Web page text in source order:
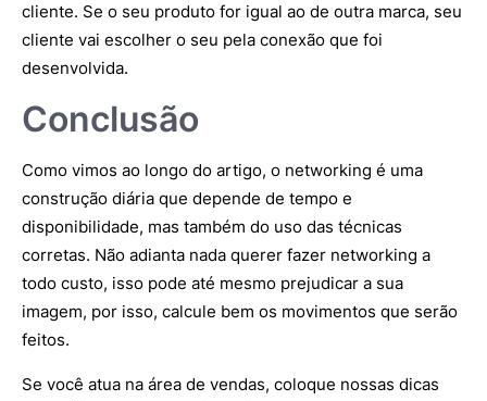
cliente. Se o seu produto for igual ao de outra marca, seu
cliente vai escolher o seu pela conexão que foi
desenvolvida.
Conclusão
Como vimos ao longo do artigo, o networking é uma
construção diária que depende de tempo e
disponibilidade, mas também do uso das técnicas
corretas. Não adianta nada querer fazer networking a
todo custo, isso pode até mesmo prejudicar a sua
imagem, por isso, calcule bem os movimentos que serão
feitos.
Se você atua na área de vendas, coloque nossas dicas